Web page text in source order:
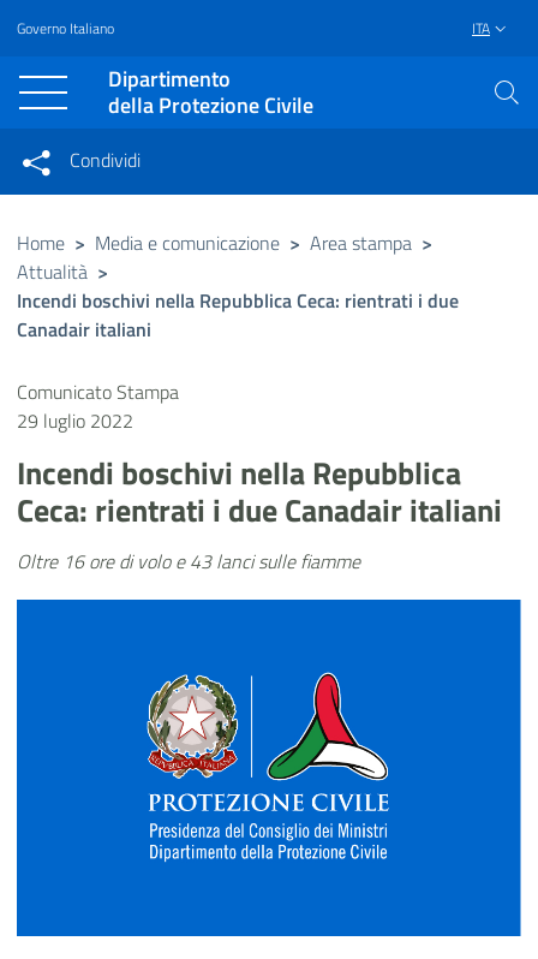
Vai al contenuto principale
Raggiungi il piè di pagina
Governo Italiano ITA
Dipartimento
della Protezione Civile
Condividi su Facebook
Condividi su Twitter
Condividi
Condividi sui social network
Home > Media e comunicazione > Area stampa >
Attualità >
Incendi boschivi nella Repubblica Ceca: rientrati i due
Canadair italiani
Comunicato Stampa
29 luglio 2022
Incendi boschivi nella Repubblica
Ceca: rientrati i due Canadair italiani
Oltre 16 ore di volo e 43 lanci sulle fiamme